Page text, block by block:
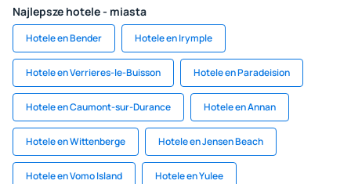
Najlepsze hotele - miasta
Hotele en Bender Hotele en Irymple
Hotele en Verrieres-le-Buisson Hotele en Paradeision
Hotele en Caumont-sur-Durance Hotele en Annan
Hotele en Wittenberge Hotele en Jensen Beach
Hotele en Vomo Island Hotele en Yulee